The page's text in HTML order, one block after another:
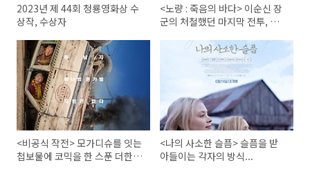
2023년 제 44회 청룡영화상 수
상작, 수상자
<노량 : 죽음의 바다> 이순신 장
군의 처철했던 마지막 전투, 하
<비공식 작전> 모가디슈를 잇는
첩보물에 코믹을 한 스푼 더한..
<나의 사소한 슬픔> 슬픔을 받
아들이는 각자의 방식...